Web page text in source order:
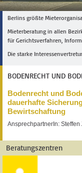
Berlins größte
Mieterberatung in allen
für Gerichtsverfahren,
Die starke
BODENRECHT UND
Bodenrecht und
dauerhafte
Bewirtschaftung
AnsprechpartnerIn:
Beratungszentren